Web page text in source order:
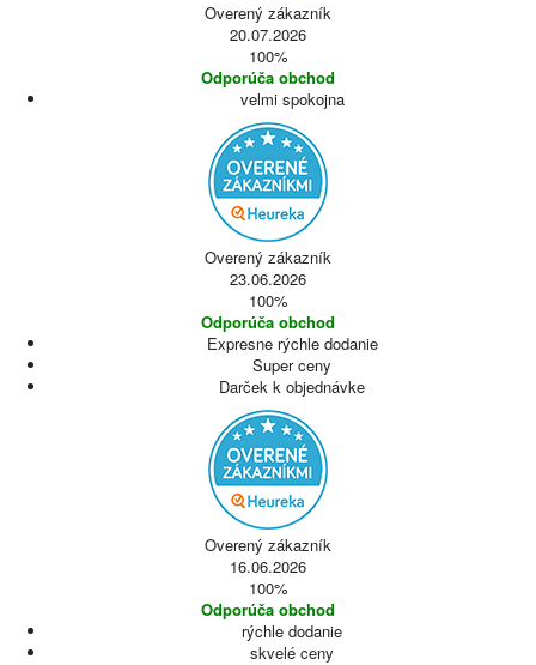
Overený zákazník
20.07.2026
100%
Odporúča obchod
velmi spokojna
Overený zákazník
23.06.2026
100%
Odporúča obchod
Expresne rýchle dodanie
Super ceny
Darček k objednávke
Overený zákazník
16.06.2026
100%
Odporúča obchod
rýchle dodanie
skvelé ceny